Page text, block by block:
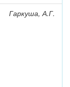
Гаркуша, А.Г.